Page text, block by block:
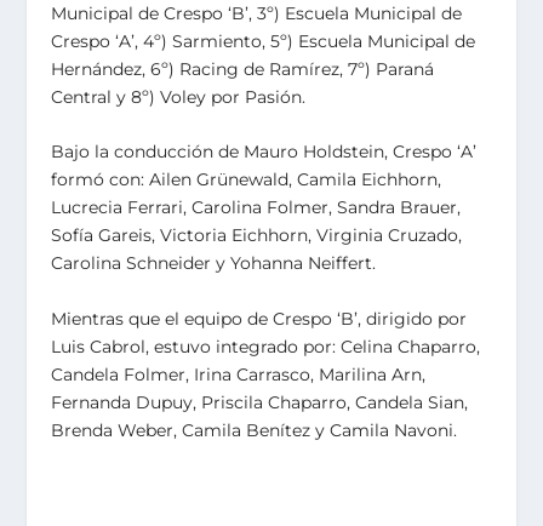
Municipal de Crespo ‘B’, 3º) Escuela Municipal de
Crespo ‘A’, 4º) Sarmiento, 5º) Escuela Municipal de
Hernández, 6º) Racing de Ramírez, 7º) Paraná
Central y 8º) Voley por Pasión.
Bajo la conducción de Mauro Holdstein, Crespo ‘A’
formó con: Ailen Grünewald, Camila Eichhorn,
Lucrecia Ferrari, Carolina Folmer, Sandra Brauer,
Sofía Gareis, Victoria Eichhorn, Virginia Cruzado,
Carolina Schneider y Yohanna Neiffert.
Mientras que el equipo de Crespo ‘B’, dirigido por
Luis Cabrol, estuvo integrado por: Celina Chaparro,
Candela Folmer, Irina Carrasco, Marilina Arn,
Fernanda Dupuy, Priscila Chaparro, Candela Sian,
Brenda Weber, Camila Benítez y Camila Navoni.